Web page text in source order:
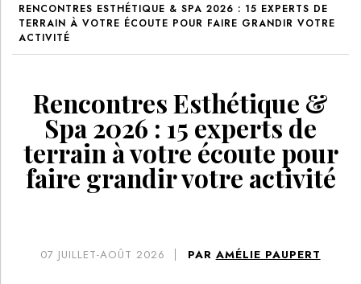
RENCONTRES ESTHÉTIQUE & SPA 2026 : 15 EXPERTS DE
TERRAIN À VOTRE ÉCOUTE POUR FAIRE GRANDIR VOTRE
ACTIVITÉ
Rencontres Esthétique &
Spa 2026 : 15 experts de
terrain à votre écoute pour
faire grandir votre activité
07 JUILLET-AOÛT 2026 PAR AMÉLIE PAUPERT